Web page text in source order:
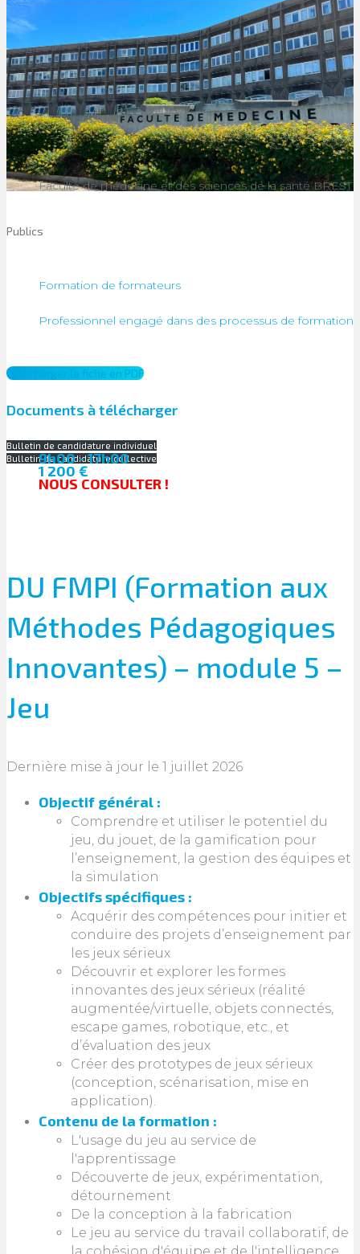
Faculté de médecine et des sciences de la santé BREST
Publics
Formation de formateurs
Professionnel engagé dans des processus de formation
Télécharger la fiche en PDF
Documents à télécharger
Bulletin de candidature individuel
Bulletin de candidature collective
9h00 - 17h00
1 200 €
NOUS CONSULTER !
DU FMPI (Formation aux
Méthodes Pédagogiques
Innovantes) – module 5 –
Jeu
Dernière mise à jour le 1 juillet 2026
Objectif général :
Comprendre et utiliser le potentiel du
jeu, du jouet, de la gamification pour
l’enseignement, la gestion des équipes et
la simulation
Objectifs spécifiques :
Acquérir des compétences pour initier et
conduire des projets d’enseignement par
les jeux sérieux
Découvrir et explorer les formes
innovantes des jeux sérieux (réalité
augmentée/virtuelle, objets connectés,
escape games, robotique, etc., et
d’évaluation des jeux
Créer des prototypes de jeux sérieux
(conception, scénarisation, mise en
application).
Contenu de la formation :
L'usage du jeu au service de
l'apprentissage
Découverte de jeux, expérimentation,
détournement
De la conception à la fabrication
Le jeu au service du travail collaboratif, de